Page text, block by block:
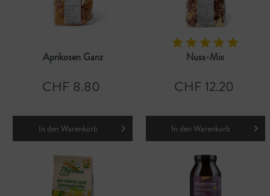
Aprikosen Ganz
CHF 8.80
In den Warenkorb
Nuss-Mix
CHF 12.20
In den Warenkorb